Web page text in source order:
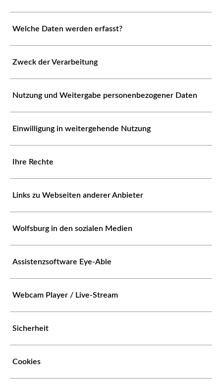
Welche Daten werden erfasst?
Zweck der Verarbeitung
Nutzung und Weitergabe personenbezogener Daten
Einwilligung in weitergehende Nutzung
Ihre Rechte
Links zu Webseiten anderer Anbieter
Wolfsburg in den sozialen Medien
Assistenzsoftware Eye-Able
Webcam Player / Live-Stream
Sicherheit
Cookies